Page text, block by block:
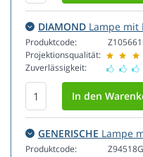
DIAMOND Lampe mit
Produktcode:
Projektionsqualität:
Zuverlässigkeit:
GENERISCHE Lampe
Produktcode: